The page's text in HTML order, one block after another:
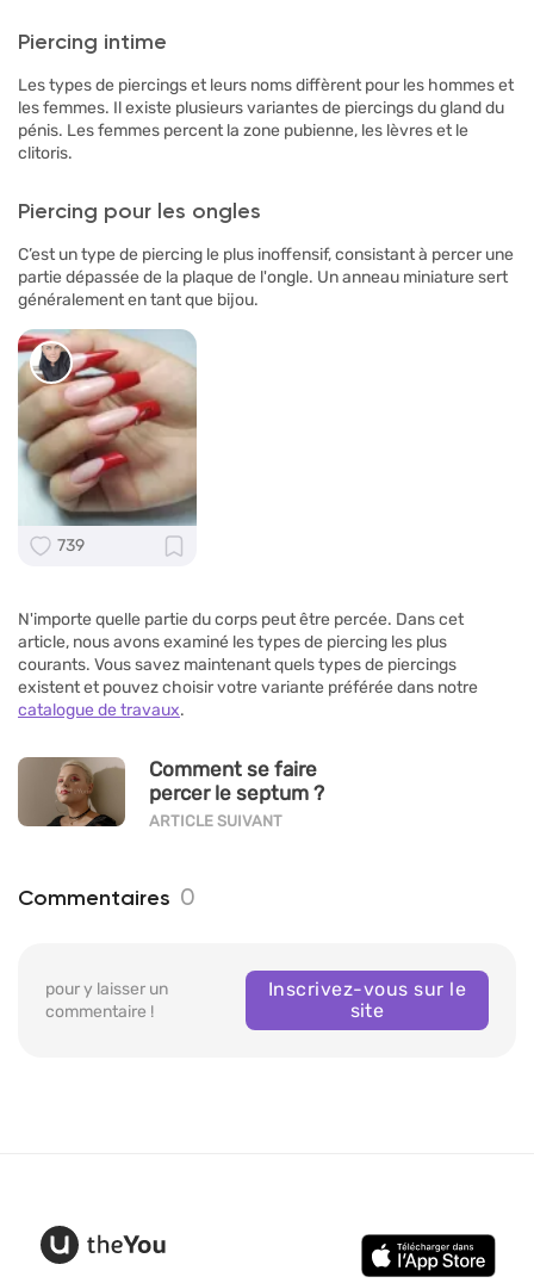
Piercing intime
Les types de piercings et leurs noms diffèrent pour les hommes et
les femmes. Il existe plusieurs variantes de piercings du gland du
pénis. Les femmes percent la zone pubienne, les lèvres et le
clitoris.
Piercing pour les ongles
C’est un type de piercing le plus inoffensif, consistant à percer une
partie dépassée de la plaque de l'ongle. Un anneau miniature sert
généralement en tant que bijou.
739
N'importe quelle partie du corps peut être percée. Dans cet
article, nous avons examiné les types de piercing les plus
courants. Vous savez maintenant quels types de piercings
existent et pouvez choisir votre variante préférée dans notre
catalogue de travaux.
Comment se faire
percer le septum ?
ARTICLE SUIVANT
Commentaires 0
pour y laisser un
commentaire !
Inscrivez-vous sur le
site